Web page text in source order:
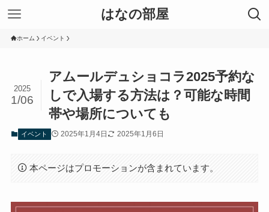
はなの部屋
ホーム イベント
アムールデュショコラ2025予約な
しで入場する方法は？可能な時間
帯や場所についても
2025
1/06
イベント 2025年1月4日 2025年1月6日
本ページはプロモーションが含まれています。